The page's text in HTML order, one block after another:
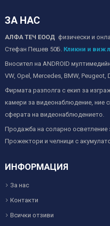
ЗА НАС
АЛФА ТЕЧ ЕООД физически и
Стефан Пешев 50Б. Кликни и виж
Вносител на ANDROID
VW, Opel, Mercedes, BMW, Peugeot,
Фирмата разполга с екип за
камери за видеонаблюдение, ние
сферата на видеонаблюдението.
Продажба на соларно осветление
Прожектори и челници с
ИНФОРМАЦИЯ
За нас
Контакти
Всички отзиви